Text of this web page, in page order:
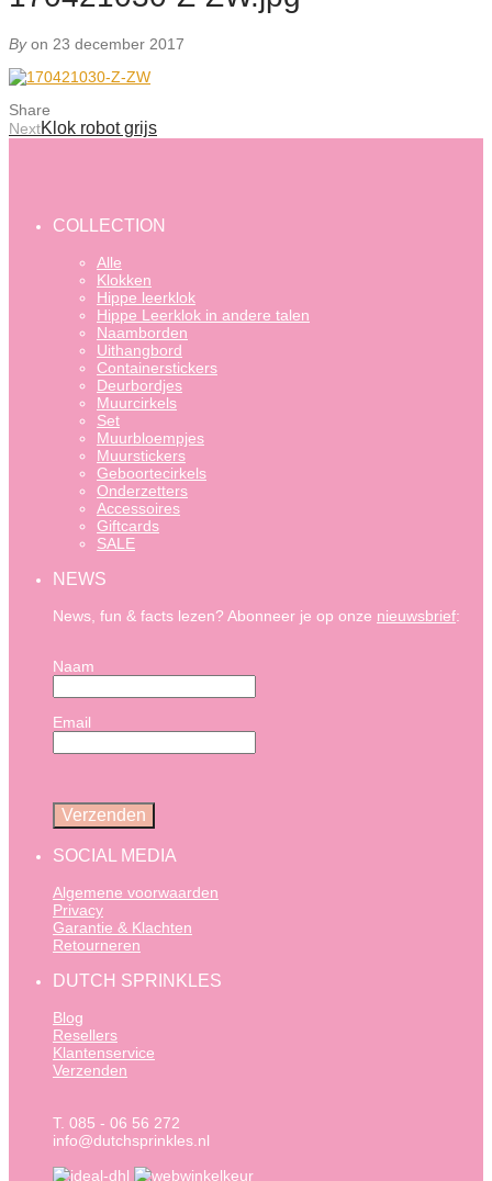
Byon 23 december 2017
Share
NextKlok robot grijs
COLLECTION
Alle
Klokken
Hippe leerklok
Hippe Leerklok in andere talen
Naamborden
Uithangbord
Containerstickers
Deurbordjes
Muurcirkels
Set
Muurbloempjes
Muurstickers
Geboortecirkels
Onderzetters
Accessoires
Giftcards
SALE
NEWS
News, fun & facts lezen? Abonneer je op onze nieuwsbrief:
Naam
Email
SOCIAL MEDIA
Algemene voorwaarden
Privacy
Garantie & Klachten
Retourneren
DUTCH SPRINKLES
Blog
Resellers
Klantenservice
Verzenden
T. 085 - 06 56 272
info@dutchsprinkles.nl